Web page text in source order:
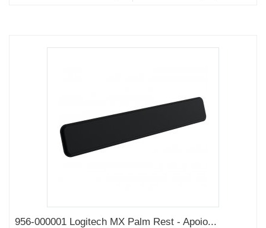
956-000001 Logitech MX Palm Rest - Apoio...